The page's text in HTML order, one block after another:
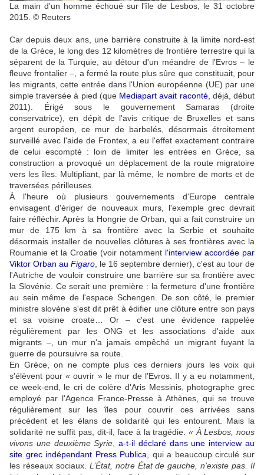
La main d'un homme échoué sur l'île de Lesbos, le 31 octobre
2015. © Reuters
Car depuis deux ans, une barrière construite à la limite nord-est
de la Grèce, le long des 12 kilomètres de frontière terrestre qui la
séparent de la Turquie, au détour d'un méandre de l'Evros – le
fleuve frontalier –, a fermé la route plus sûre que constituait, pour
les migrants, cette entrée dans l'Union européenne (UE) par une
simple traversée à pied (que Mediapart avait raconté, déjà, début
2011). Érigé sous le gouvernement Samaras (droite
conservatrice), en dépit de l'avis critique de Bruxelles et sans
argent européen, ce mur de barbelés, désormais étroitement
surveillé avec l'aide de Frontex, a eu l'effet exactement contraire
de celui escompté : loin de limiter les entrées en Grèce, sa
construction a provoqué un déplacement de la route migratoire
vers les îles. Multipliant, par là même, le nombre de morts et de
traversées périlleuses.
À l'heure où plusieurs gouvernements d'Europe centrale
envisagent d'ériger de nouveaux murs, l'exemple grec devrait
faire réfléchir. Après la Hongrie de Orban, qui a fait construire un
mur de 175 km à sa frontière avec la Serbie et souhaite
désormais installer de nouvelles clôtures à ses frontières avec la
Roumanie et la Croatie (voir notamment l'interview accordée par
Viktor Orban au Figaro , le 16 septembre dernier), c'est au tour de
l'Autriche de vouloir construire une barrière sur sa frontière avec
la Slovénie. Ce serait une première : la fermeture d'une frontière
au sein même de l'espace Schengen. De son côté, le premier
ministre slovène s'est dit prêt à édifier une clôture entre son pays
et sa voisine croate… Or – c'est une évidence rappelée
régulièrement par les ONG et les associations d'aide aux
migrants –, un mur n'a jamais empêché un migrant fuyant la
guerre de poursuivre sa route.
En Grèce, on ne compte plus ces derniers jours les voix qui
s'élèvent pour « ouvrir » le mur de l'Evros. Il y a eu notamment,
ce week-end, le cri de colère d'Aris Messinis, photographe grec
employé par l'Agence France-Presse à Athènes, qui se trouve
régulièrement sur les îles pour couvrir ces arrivées sans
précédent et les élans de solidarité qui les entourent. Mais la
solidarité ne suffit pas, dit-il, face à la tragédie. « À Lesbos, nous
vivons une deuxième Syrie ,a-t-il déclaré dans une interview au
site grec indépendant Press Publica , qui a beaucoup circulé sur
les réseaux sociaux. L’État, notre État de gauche, n'existe pas. Il